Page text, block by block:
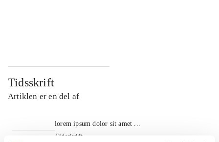
Tidsskrift
Artiklen er en del af
lorem ipsum dolor sit amet ...
Tidsskrift